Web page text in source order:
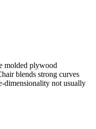
molded plywood
blends strong curves
dimensionality not usually